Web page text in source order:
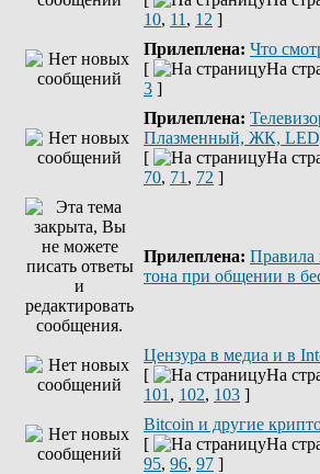
10, 11 , 12 ]
Прилеплена: Что
[
На
3 ]
Прилеплена:
Плазменный, ЖК,
[
На
70, 71 , 72 ]
Прилеплена: Правила
тона при общении в
Цензура в медиа и в
[
На
101 , 102, 103 ]
Bitcoin и другие
[
На
95, 96, 97 ]